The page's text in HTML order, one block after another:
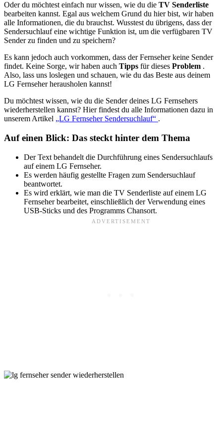
Oder du möchtest einfach nur wissen, wie du die TV Senderliste
bearbeiten kannst. Egal aus welchem Grund du hier bist, wir haben
alle Informationen, die du brauchst. Wusstest du übrigens, dass der
Sendersuchlauf eine wichtige Funktion ist, um die verfügbaren TV
Sender zu finden und zu speichern?
Es kann jedoch auch vorkommen, dass der Fernseher keine Sender
findet. Keine Sorge, wir haben auch Tipps für dieses Problem .
Also, lass uns loslegen und schauen, wie du das Beste aus deinem
LG Fernseher herausholen kannst!
Du möchtest wissen, wie du die Sender deines LG Fernsehers
wiederherstellen kannst? Hier findest du alle Informationen dazu in
unserem Artikel „LG Fernseher Sendersuchlauf“ .
Auf einen Blick: Das steckt hinter dem Thema
Der Text behandelt die Durchführung eines Sendersuchlaufs
auf einem LG Fernseher.
Es werden häufig gestellte Fragen zum Sendersuchlauf
beantwortet.
Es wird erklärt, wie man die TV Senderliste auf einem LG
Fernseher bearbeitet, einschließlich der Verwendung eines
USB-Sticks und des Programms Chansort.